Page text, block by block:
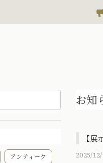
アンティーク
お知
【
2025/